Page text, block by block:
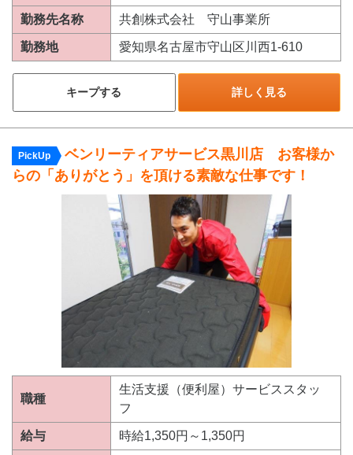
勤務先名称 共創株式会社 守山事業所
勤務地 愛知県名古屋市守山区川西1-610
キープする 詳しく見る
PickUp
ベンリーティアサービス黒川店 お客様か
らの「ありがとう」を頂ける素敵な仕事です！
職種
生活支援（便利屋）サービススタッ
フ
給与 時給1,350円～1,350円